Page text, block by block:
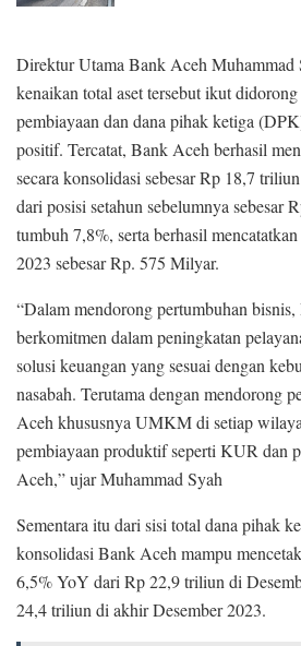
Direktur Utama Bank Aceh Muhammad
kenaikan total aset tersebut ikut
pembiayaan dan dana pihak ketiga
positif. Tercatat, Bank Aceh berhasil
secara konsolidasi sebesar Rp 18,7
dari posisi setahun sebelumnya sebesar
tumbuh 7,8%, serta berhasil
2023 sebesar Rp. 575 Milyar.
“Dalam mendorong pertumbuhan
berkomitmen dalam peningkatan
solusi keuangan yang sesuai dengan
nasabah. Terutama dengan mendorong
Aceh khususnya UMKM di setiap
pembiayaan produktif seperti KUR dan
Aceh,” ujar Muhammad Syah
Sementara itu dari sisi total dana pihak
konsolidasi Bank Aceh mampu
6,5% YoY dari Rp 22,9 triliun di
24,4 triliun di akhir Desember 2023.